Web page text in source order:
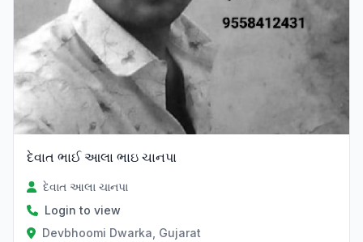
દેવાત ભાઈ આલા ભાઇ ચાનપા
દેવાત આલા ચાનપા
Login to view
Devbhoomi Dwarka, Gujarat